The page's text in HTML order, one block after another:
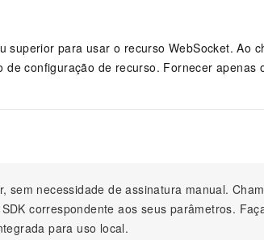
superior para usar o recurso WebSocket. Ao
de configuração de recurso. Fornecer apenas
sem necessidade de assinatura manual.
correspondente aos seus parâmetros.
para uso local.